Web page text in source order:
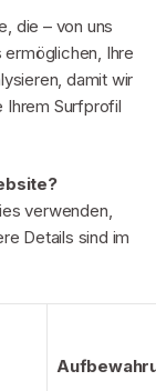
die – von uns
Ihre
damit wir
Ihrem Surfprofil
verwenden,
Details sind im